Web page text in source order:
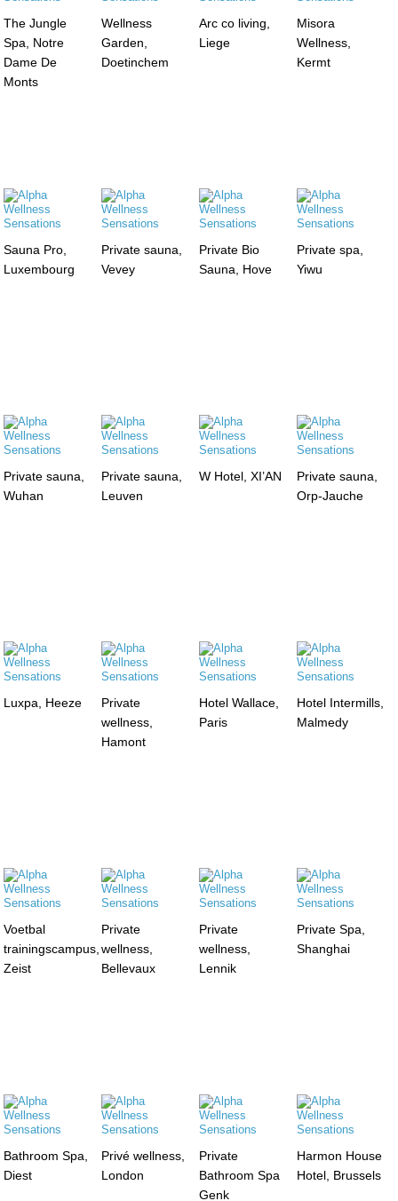
The Jungle
Spa, Notre
Dame De
Monts
Wellness
Garden,
Doetinchem
Arc co living,
Liege
Misora
Wellness,
Kermt
Sauna Pro,
Luxembourg
Private sauna,
Vevey
Private Bio
Sauna, Hove
Private spa,
Yiwu
Private sauna,
Wuhan
Private sauna,
Leuven
W Hotel, XI’AN
Private sauna,
Orp-Jauche
Luxpa, Heeze
Private
wellness,
Hamont
Hotel Wallace,
Paris
Hotel Intermills,
Malmedy
Voetbal
trainingscampus,
Zeist
Private
wellness,
Bellevaux
Private
wellness,
Lennik
Private Spa,
Shanghai
Bathroom Spa,
Diest
Privé wellness,
London
Private
Bathroom Spa
Genk
Harmon House
Hotel, Brussels